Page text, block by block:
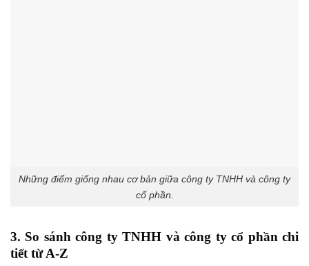
Những điểm giống nhau cơ bản giữa công ty TNHH và công ty
cổ phần.
3. So sánh công ty TNHH và công ty cổ phần chi
tiết từ A-Z